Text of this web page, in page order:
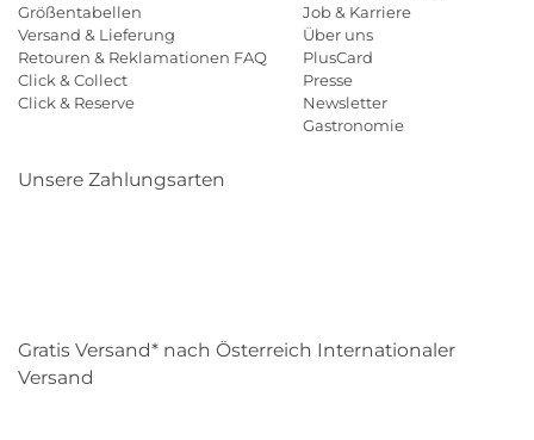
Größentabellen
Versand & Lieferung
Retouren & Reklamationen FAQ
Click & Collect
Click & Reserve
Job & Karriere
Über uns
PlusCard
Presse
Newsletter
Gastronomie
Unsere Zahlungsarten
Gratis Versand* nach Österreich Internationaler
Versand